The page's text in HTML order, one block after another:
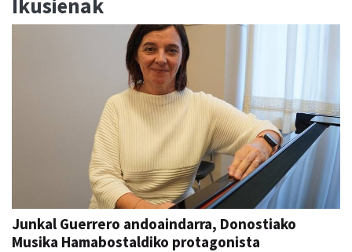
Ikusienak
Junkal Guerrero andoaindarra, Donostiako
Musika Hamabostaldiko protagonista